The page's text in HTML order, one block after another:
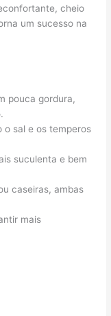
cheio
um sucesso na
pouca gordura,
o sal e os temperos
suculenta e bem
caseiras, ambas
mais